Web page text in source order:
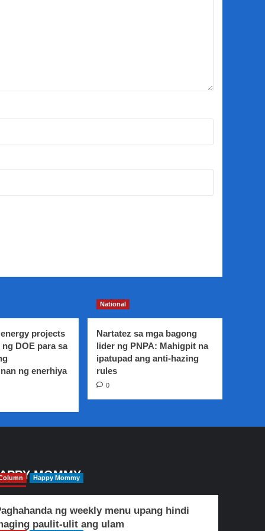
projects
DOE para sa
ng enerhiya
National
Nartatez sa mga bagong
lider ng PNPA: Mahigpit na
ipatupad ang anti-hazing
rules
0
MOMMY
Happy Mommy
ng weekly menu upang hindi
paulit-ulit ang ulam